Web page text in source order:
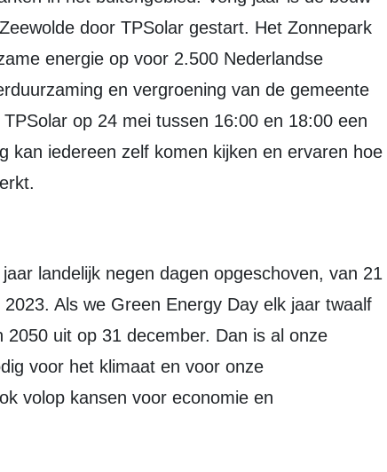
door TPSolar gestart. Het Zonnepark
energie op voor 2.500 Nederlandse
en vergroening van de gemeente
op 24 mei tussen 16:00 en 18:00 een
kan iedereen zelf komen kijken en ervaren hoe
Als we Green Energy Day elk jaar twaalf
uit op 31 december. Dan is al onze
voor het klimaat en voor onze
volop kansen voor economie en